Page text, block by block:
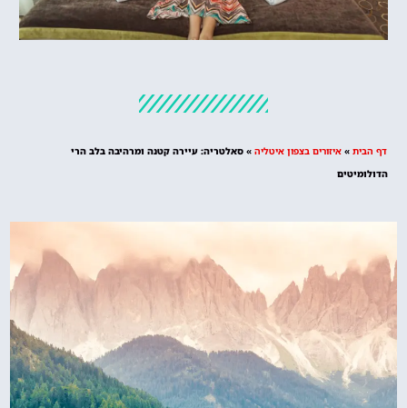
מציאת מלון
דף הבית » איזורים בצפון איטליה » סאלטריה: עיירה קטנה ומרהיבה בלב הרי
הדולומיטים